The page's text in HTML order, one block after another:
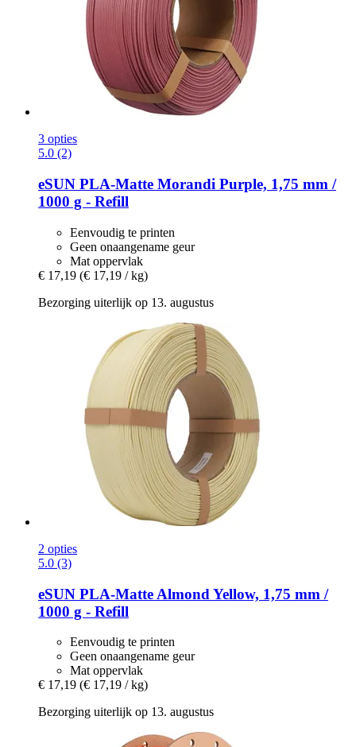
3 opties
5.0 (2)
eSUN PLA-​Matte Morandi Purple, 1,75 mm /
1000 g -​ Refill
Eenvoudig te printen
Geen onaangename geur
Mat oppervlak
€ 17,19 (€ 17,19 / kg)
Bezorging uiterlijk op 13. augustus
2 opties
5.0 (3)
eSUN PLA-​Matte Almond Yellow, 1,75 mm /
1000 g -​ Refill
Eenvoudig te printen
Geen onaangename geur
Mat oppervlak
€ 17,19 (€ 17,19 / kg)
Bezorging uiterlijk op 13. augustus